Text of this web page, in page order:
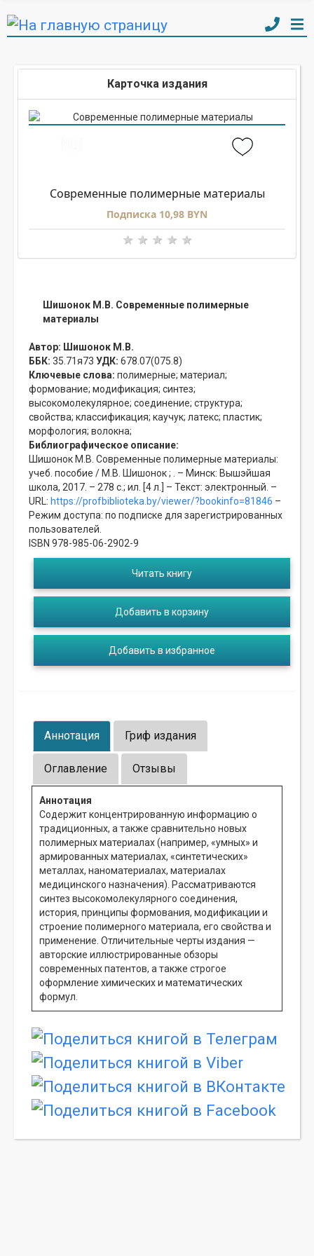
Карточка издания
Современные полимерные материалы
Подписка 10,98 BYN
Шишонок М.В. Современные полимерные
материалы
Автор: Шишонок М.В.
ББК: 35.71я73 УДК: 678.07(075.8)
Ключевые слова: полимерные; материал;
формование; модификация; синтез;
высокомолекулярное; соединение; структура;
свойства; классификация; каучук; латекс; пластик;
морфология; волокна;
Библиографическое описание:
Шишонок М.В. Современные полимерные материалы:
учеб. пособие / М.В. Шишонок ; . – Минск: Вышэйшая
школа, 2017. – 278 с.; ил. [4 л.] – Текст: электронный. –
URL: https://profbiblioteka.by/viewer/?bookinfo=81846 –
Режим доступа: по подписке для зарегистрированных
пользователей.
ISBN 978-985-06-2902-9
Читать книгу
Добавить в корзину
Добавить в избранное
Аннотация Гриф издания
Оглавление Отзывы
Аннотация
Содержит концентрированную информацию о
традиционных, а также сравнительно новых
полимерных материалах (например, «умных» и
армированных материалах, «синтетических»
металлах, наноматериалах, материалах
медицинского назначения). Рассматриваются
синтез высокомолекулярного соединения,
история, принципы формования, модификации и
строение полимерного материала, его свойства и
применение. Отличительные черты издания —
авторские иллюстрированные обзоры
современных патентов, а также строгое
оформление химических и математических
формул.